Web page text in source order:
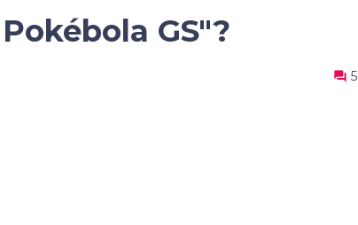
GS"?
5